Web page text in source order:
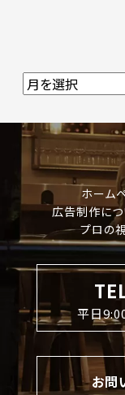
ホーム
広告制作につ
プロの
平日
お問